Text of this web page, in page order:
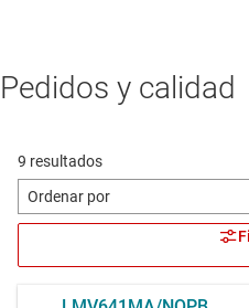
Pedidos y calidad